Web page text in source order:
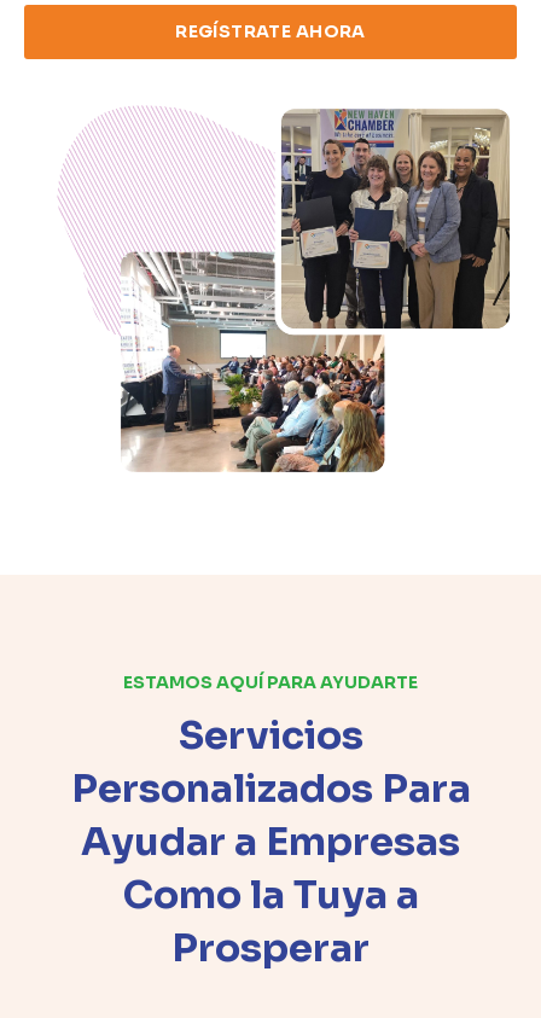
REGÍSTRATE AHORA
ESTAMOS AQUÍ PARA AYUDARTE
Servicios
Personalizados Para
Ayudar a Empresas
Como la Tuya a
Prosperar